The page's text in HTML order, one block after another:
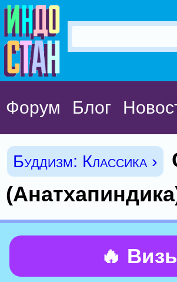
Форум Блог
Буддизм: Классика ›
🔥